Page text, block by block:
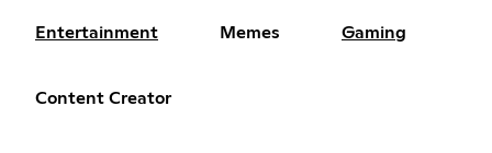
Entertainment Memes Gaming
Content Creator